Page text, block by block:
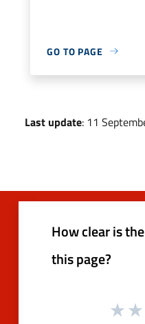
GO TO PAGE
Last update: 11
How clear is
this page?